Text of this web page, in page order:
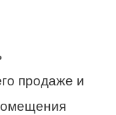
продаже и